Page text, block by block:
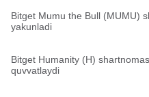
Bitget Mumu the Bull (MUMU)
yakunladi
Bitget Humanity (H)
quvvatlaydi